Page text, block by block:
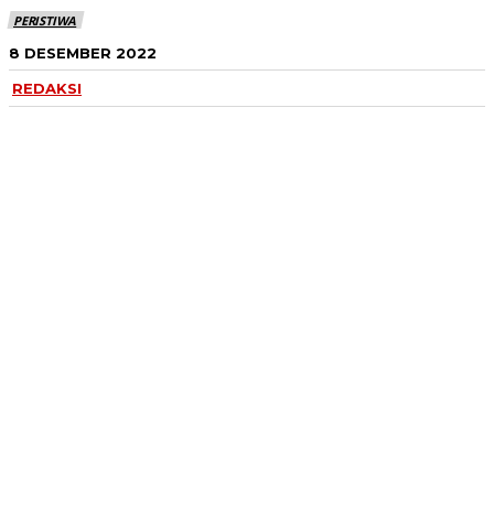
PERISTIWA
8 DESEMBER 2022
REDAKSI